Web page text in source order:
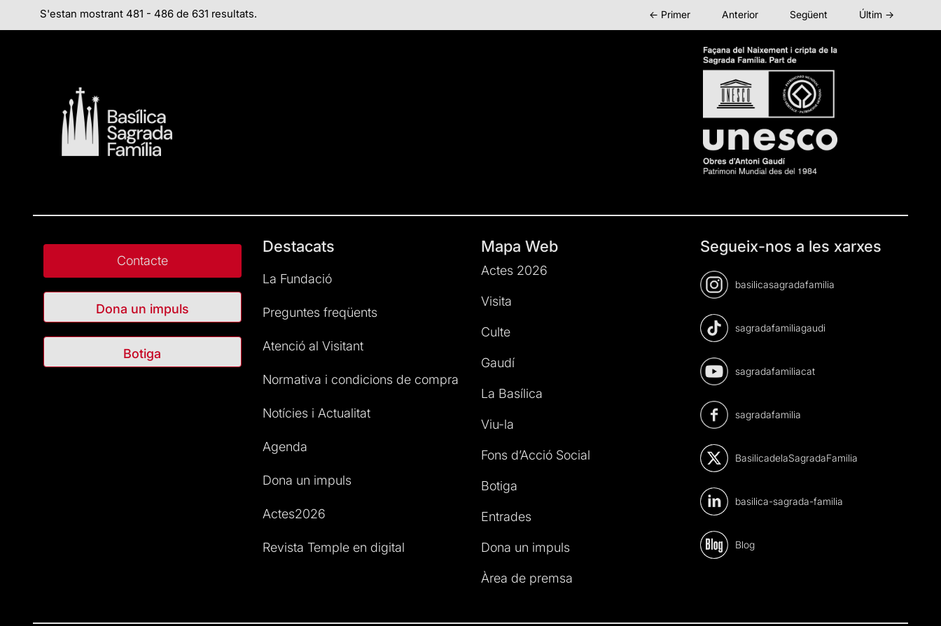
S'estan mostrant 481 - 486 de 631 resultats. ← Primer Anterior Següent Últim →
Contacte
Dona un impuls
Botiga
Destacats
La Fundació
Preguntes freqüents
Atenció al Visitant
Normativa i condicions de compra
Notícies i Actualitat
Agenda
Dona un impuls
Actes2026
Revista Temple en digital
Mapa Web
Actes 2026
Visita
Culte
Gaudí
La Basílica
Viu-la
Fons d’Acció Social
Botiga
Entrades
Dona un impuls
Àrea de premsa
Segueix-nos a les xarxes
basilicasagradafamilia
sagradafamiliagaudi
sagradafamiliacat
sagradafamilia
BasilicadelaSagradaFamilia
basilica-sagrada-familia
Blog